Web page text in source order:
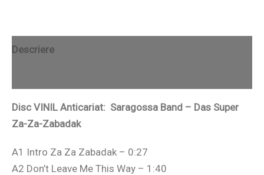
Descriere
Disc VINIL Anticariat: Saragossa Band – Das Super
Za-Za-Zabadak
A1 Intro Za Za Zabadak – 0:27
A2 Don’t Leave Me This Way – 1:40